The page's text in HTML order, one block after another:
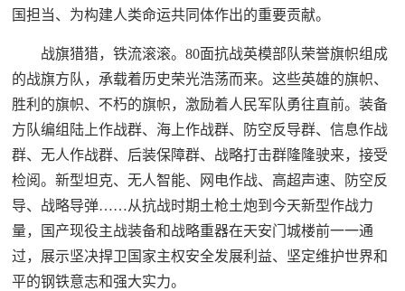
国担当、为构建人类命运共同体作出的重要贡献。
战旗猎猎，铁流滚滚。80面抗战英模部队荣誉旗帜组成
的战旗方队，承载着历史荣光浩荡而来。这些英雄的旗帜、
胜利的旗帜、不朽的旗帜，激励着人民军队勇往直前。装备
方队编组陆上作战群、海上作战群、防空反导群、信息作战
群、无人作战群、后装保障群、战略打击群隆隆驶来，接受
检阅。新型坦克、无人智能、网电作战、高超声速、防空反
导、战略导弹……从抗战时期土枪土炮到今天新型作战力
量，国产现役主战装备和战略重器在天安门城楼前一一通
过，展示坚决捍卫国家主权安全发展利益、坚定维护世界和
平的钢铁意志和强大实力。